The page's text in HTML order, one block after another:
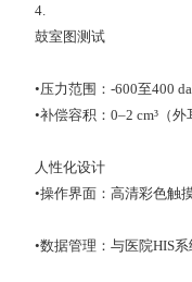
4.
鼓室图测试
•压力范围：-600至400
•补偿容积：0–2 cm³（
人性化设计
•操作界面：高清彩色触
•数据管理：与医院HIS